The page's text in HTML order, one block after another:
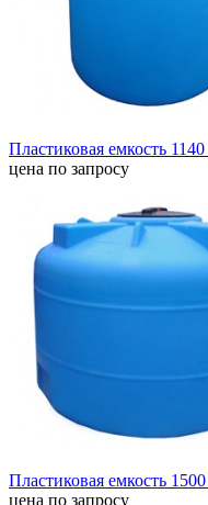
Пластиковая емкость
цена по запросу
Пластиковая емкость
цена по запросу